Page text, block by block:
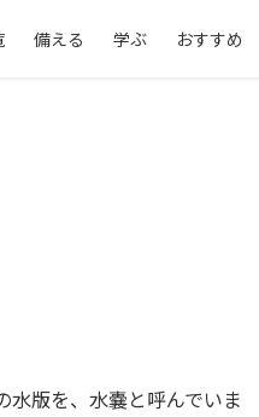
備える 学ぶ おすすめ
版を、水嚢と呼んでいま